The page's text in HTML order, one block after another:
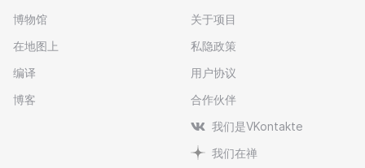
博物馆
在地图上
编译
博客
关于项目
私隐政策
用户协议
合作伙伴
我们是VKontakte
我们在禅